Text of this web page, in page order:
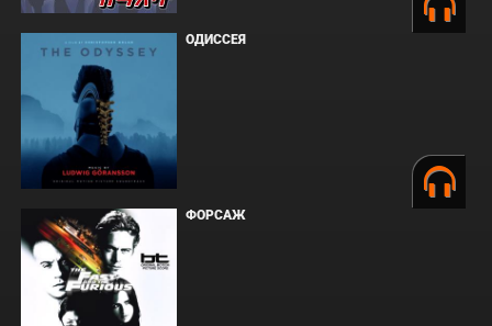
ОДИССЕЯ
ФОРСАЖ